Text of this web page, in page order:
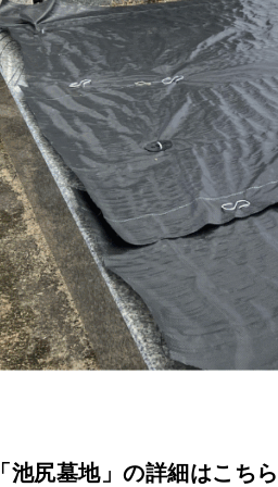
「池尻墓地」の詳細はこち